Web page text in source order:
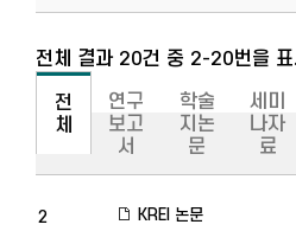
전체 결과 20건 중 2-20번을 표
전
체
연구
보고
서
학술
지논
문
세미
나자
료
2 KREI 논문